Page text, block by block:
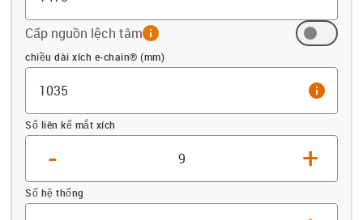
Cấp nguồn lệch tâminfo
Offset (mm)
chiều dài xích e-chain® (mm)
info
Số liên kế mắt xích
- +
Số hệ thống